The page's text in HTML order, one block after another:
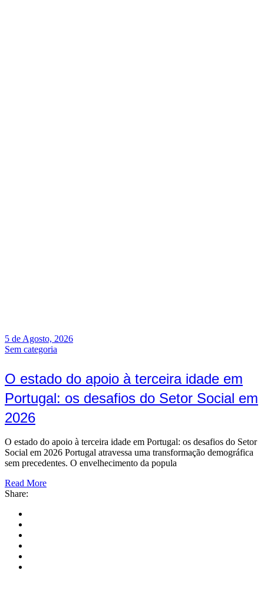
5 de Agosto, 2026
Sem categoria
O estado do apoio à terceira idade em
Portugal: os desafios do Setor Social em
2026
O estado do apoio à terceira idade em Portugal: os desafios do Setor
Social em 2026 Portugal atravessa uma transformação demográfica
sem precedentes. O envelhecimento da popula
Read More
Share: